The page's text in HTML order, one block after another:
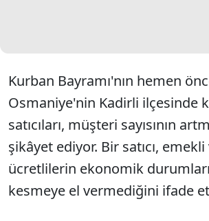
Kurban Bayramı'nın hemen
Osmaniye'nin Kadirli ilçesinde
satıcıları, müşteri sayısının
şikâyet ediyor. Bir satıcı,
ücretlilerin ekonomik
kesmeye el vermediğini ifade